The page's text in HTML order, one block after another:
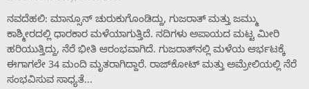
ನವದೆಹಲಿ: ಮಾನ್ಸೂನ್ ಚುರುಕುಗೊಂಡಿದ್ದು, ಗುಜರಾತ್ ಮತ್ತು ಜಮ್ಮು
ಕಾಶ್ಮೀರದಲ್ಲಿ ಧಾರಕಾರ ಮಳೆಯಾಗುತ್ತಿದೆ. ನದಿಗಳು ಅಪಾಯದ ಮಟ್ಟ ಮೀರಿ
ಹರಿಯುತ್ತಿದ್ದು, ನೆರೆ ಭೀತಿ ಆರಂಭವಾಗಿದೆ. ಗುಜರಾತ್‌ನಲ್ಲಿ ಮಳೆಯ ಆರ್ಭಟಕ್ಕೆ
ಈಗಾಗಲೇ 34 ಮಂದಿ ಮೃತರಾಗಿದ್ದಾರೆ. ರಾಜ್‌ಕೋಟ್ ಮತ್ತು ಅಮ್ರೇಲಿಯಲ್ಲಿ ನೆರೆ
ಸಂಭವಿಸುವ ಸಾಧ್ಯತೆ...